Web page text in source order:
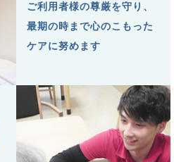
ご利用者様の尊厳を守り、
最期の時まで心のこもった
ケアに努めます